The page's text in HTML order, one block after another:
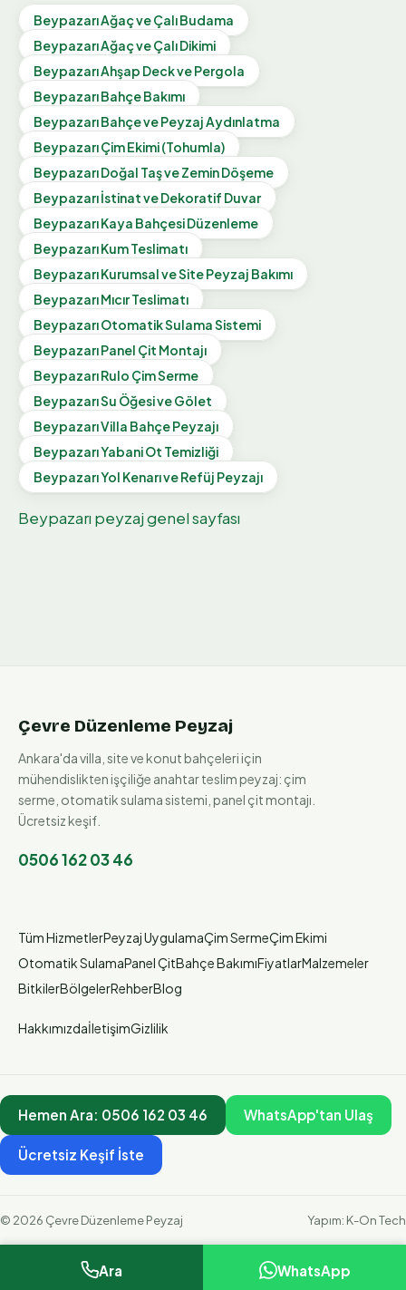
BeypazarıAğaç ve Çalı Budama
BeypazarıAğaç ve Çalı Dikimi
BeypazarıAhşap Deck ve Pergola
BeypazarıBahçe Bakımı
BeypazarıBahçe ve Peyzaj Aydınlatma
BeypazarıÇim Ekimi (Tohumla)
BeypazarıDoğal Taş ve Zemin Döşeme
Beypazarıİstinat ve Dekoratif Duvar
BeypazarıKaya Bahçesi Düzenleme
BeypazarıKum Teslimatı
BeypazarıKurumsal ve Site Peyzaj Bakımı
BeypazarıMıcır Teslimatı
BeypazarıOtomatik Sulama Sistemi
BeypazarıPanel Çit Montajı
BeypazarıRulo Çim Serme
BeypazarıSu Öğesi ve Gölet
BeypazarıVilla Bahçe Peyzajı
BeypazarıYabani Ot Temizliği
BeypazarıYol Kenarı ve Refüj Peyzajı
Beypazarı peyzaj genel sayfası
Çevre Düzenleme Peyzaj
Ankara'da villa, site ve konut bahçeleri için
mühendislikten işçiliğe anahtar teslim peyzaj: çim
serme, otomatik sulama sistemi, panel çit montajı.
Ücretsiz keşif.
0506 162 03 46
Tüm HizmetlerPeyzaj UygulamaÇim SermeÇim Ekimi
Otomatik SulamaPanel ÇitBahçe BakımıFiyatlarMalzemeler
BitkilerBölgelerRehberBlog
HakkımızdaİletişimGizlilik
Hemen Ara: 0506 162 03 46 WhatsApp'tan Ulaş
Ücretsiz Keşif İste
© 2026 Çevre Düzenleme Peyzaj Yapım: K-On Tech
Ara WhatsApp